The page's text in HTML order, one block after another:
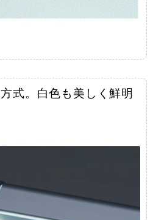
式。白色も美しく鮮明